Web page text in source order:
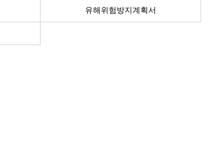
유해위험방지계획서